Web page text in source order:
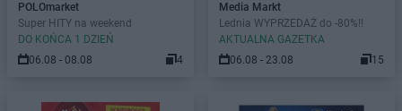
POLOmarket
Super HITY na weekend
DO KOŃCA 1 DZIEŃ
06.08 - 08.08
4
Media Markt
Lednia WYPRZEDAŻ do -80%!!
AKTUALNA GAZETKA
06.08 - 23.08
15